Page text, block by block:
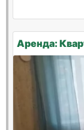
Аренда: